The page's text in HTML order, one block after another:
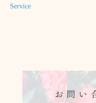
Service